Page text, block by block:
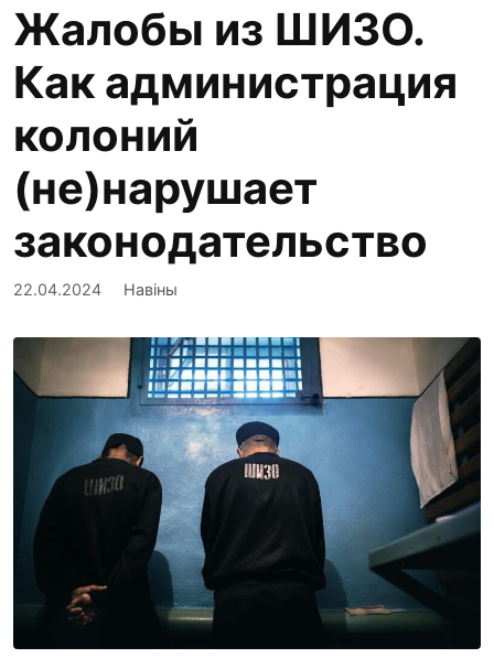
Жалобы из ШИЗО.
Как администрация
колоний
(не)нарушает
законодательство
22.04.2024 Навіны